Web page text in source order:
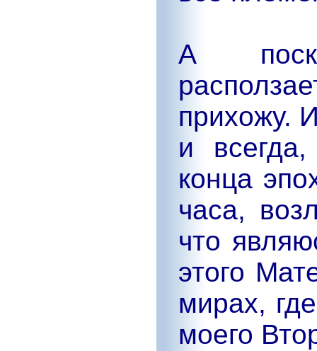
А
прихожу.
и
конца
часа,
что
этого
мирах,
моего